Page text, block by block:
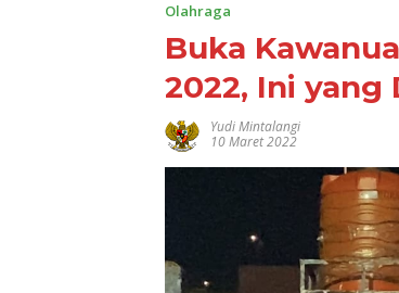
Olahraga
Buka
2022, Ini yang
Yudi Mintalangi
10 Maret 2022